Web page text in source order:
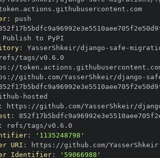
//token.actions.githubusercontent.com
:
: YasserShkeir/django - safe -
:
: //github.com/YasserShkeir/django -
-
: https : //github.com/YasserShkeir/
:
:
:
'1135248798'
URI : https :
//github.com/YasserShkeir
Identifier: '59066988'